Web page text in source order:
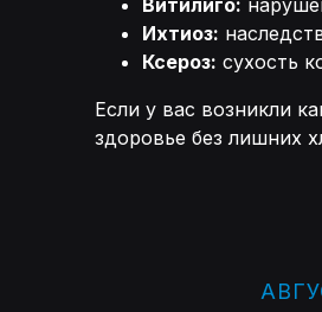
Витилиго:
Ихтиоз:
Ксероз: сухость
Если у вас возникли
здоровье без лишних